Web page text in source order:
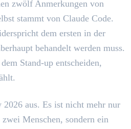
zwölf Anmerkungen von
stammt von Claude Code.
dem ersten in der
behandelt werden muss.
Stand-up entscheiden,
aus. Es ist nicht mehr nur
Menschen, sondern ein